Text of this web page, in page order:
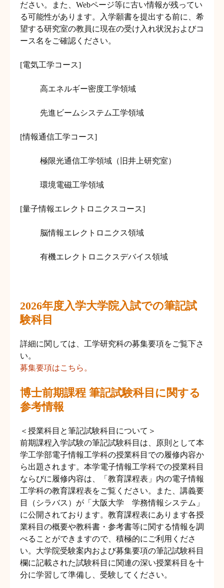
ださい。また、Webページ等に古い情報が残ってい
る可能性があります。入学願書を提出する前に、希
望する研究室の教員に現在の受け入れ状況およびコ
ース名をご確認ください。
[電気工学コース]
高エネルギー密度工学領域
先進ビームシステム工学領域
[情報通信工学コース]
極限光通信工学領域（旧井上研究室）
環境電磁工学領域
[量子情報エレクトロニクスコース]
脳情報エレクトロニクス領域
有機エレクトロニクスデバイス領域
2026年度入学大学院入試での筆記試
験科目
詳細に関しては、工学研究科の募集要項をご覧下さ
い。
募集要項はこちら。
博士前期課程 筆記試験科目に関する
参考情報
＜授業科目と筆記試験科目について＞
前期課程入学試験の筆記試験科目は、原則として本
学工学部電子情報工学科の授業科目での履修内容か
ら出題されます。本学電子情報工学科での授業科目
ならびに履修内容は、「教育課程表」内の電子情報
工学科の教育課程表をご覧ください。また、講義要
目（シラバス）が「大阪大学 学務情報システム」
に公開されております。教育課程表にあります各授
業科目の概要や教科書・参考書等に関する情報を調
べることができますので、積極的にご利用くださ
い。大学院受験案内および募集要項の筆記試験科目
欄に記載された試験科目に関連の深い授業科目を十
分に学習して準備し、受験してください。